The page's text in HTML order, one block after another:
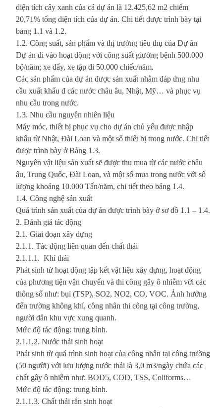
diện tích cây xanh của cả dự án là 12.425,62 m2 chiếm
20,71% tổng diện tích của dự án. Chi tiết được trình bày tại
bảng 1.1 và 1.2.
1.2. Công suất, sản phẩm và thị trường tiêu thụ của Dự án
Dự án đi vào hoạt động với công suất giường bệnh 500.000
bộ/năm; xe đẩy, xe tập đi 50.000 chiếc/năm.
Các sản phẩm của dự án được sản xuất nhằm đáp ứng nhu
cầu xuất khẩu đ các nước châu âu, Nhật, Mỹ… và phục vụ
nhu cầu trong nước.
1.3. Nhu cầu nguyên nhiên liệu
Máy móc, thiết bị phục vụ cho dự án chủ yếu được nhập
khẩu từ Nhật, Đài Loan và một số thiết bị trong nước. Chi tiết
được trình bày ở Bảng 1.3.
Nguyên vật liệu sản xuất sẽ được thu mua từ các nước châu
âu, Trung Quốc, Đài Loan, và một số mua trong nước với số
lượng khoảng 10.000 Tấn/năm, chi tiết theo bảng 1.4.
1.4. Công nghệ sản xuất
Quá trình sản xuất của dự án được trình bày ở sơ đồ 1.1 – 1.4.
2. Đánh giá tác động
2.1. Giai đoạn xây dựng
2.1.1. Tác động liên quan đến chất thải
2.1.1.1. Khí thải
Phát sinh từ hoạt động tập kết vật liệu xây dựng, hoạt động
của phương tiện vận chuyển và thi công gây ô nhiễm với các
thông số như: bụi (TSP), SO2, NO2, CO, VOC. Ảnh hưởng
đến trường không khí, công nhân thi công tại công trường,
người dân khu vực xung quanh.
Mức độ tác động: trung bình.
2.1.1.2. Nước thải sinh hoạt
Phát sinh từ quá trình sinh hoạt của công nhân tại công trường
(50 người) với lưu lượng nước thải là 3,0 m3/ngày chứa các
chất gây ô nhiễm như: BOD5, COD, TSS, Coliforms…
Mức độ tác động: trung bình.
2.1.1.3. Chất thải rắn sinh hoạt